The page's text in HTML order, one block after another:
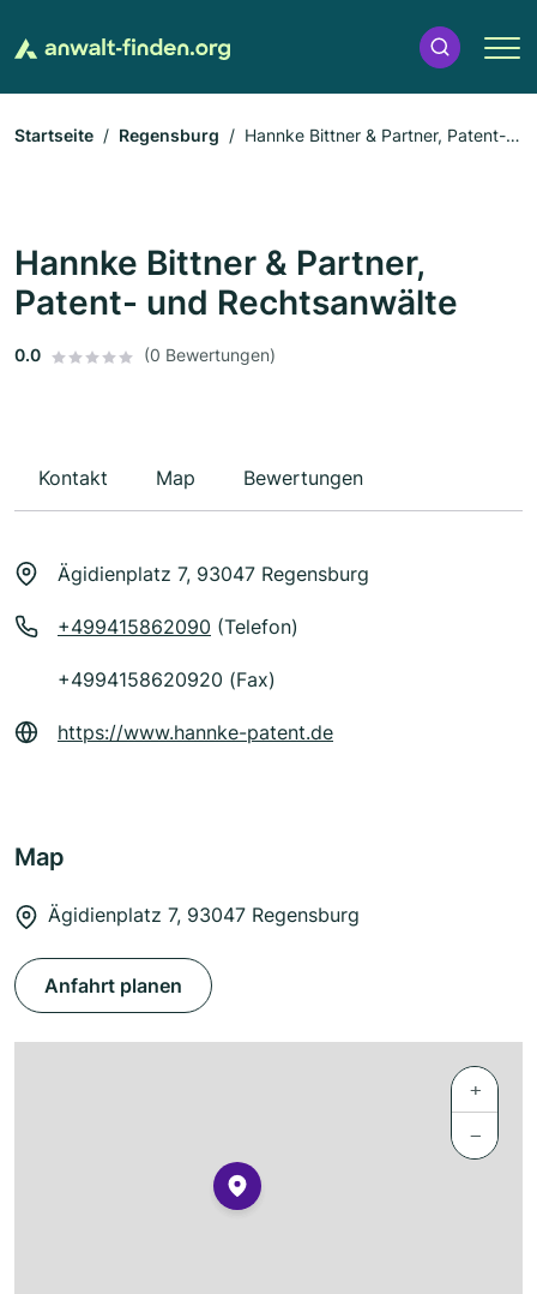
Startseite Regensburg
Hannke Bittner & Partner, Patent-
Hannke Bittner & Partner,
Patent- und Rechtsanwälte
0.0 (0 Bewertungen)
Kontakt Map Bewertungen
Ägidienplatz 7, 93047 Regensburg
+499415862090 (Telefon)
+4994158620920 (Fax)
https://www.hannke-patent.de
Map
Ägidienplatz 7, 93047 Regensburg
Anfahrt planen
+
−